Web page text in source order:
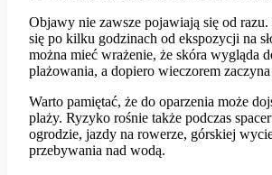
Objawy nie zawsze pojawiają się od
się po kilku godzinach od ekspozycji na
można mieć wrażenie, że skóra wygląda
plażowania, a dopiero wieczorem
Warto pamiętać, że do oparzenia może
plaży. Ryzyko rośnie także podczas
ogrodzie, jazdy na rowerze, górskiej
przebywania nad wodą.